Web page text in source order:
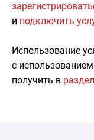
и подключить
Использование
с использованием
получить в